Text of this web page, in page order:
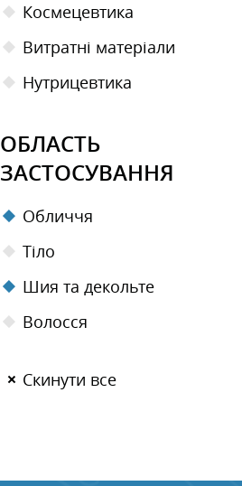
Космецевтика
Витратні матеріали
Нутрицевтика
ОБЛАСТЬ
ЗАСТОСУВАННЯ
Обличчя
Тіло
Шия та декольте
Волосся
Скинути все